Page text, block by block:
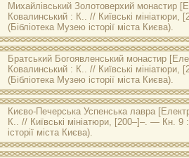
Михайлівський Золотоверхий монастир
Ковалинський : К.. // Київські мініатюри,
(Бібліотека Музею історії міста Києва).
Братський Богоявленський монастир
Ковалинський : К.. // Київські мініатюри,
(Бібліотека Музею історії міста Києва).
Києво-Печерська Успенська лавра
К.. // Київські мініатюри, [200–]–. — Кн. 9 :
історії міста Києва).